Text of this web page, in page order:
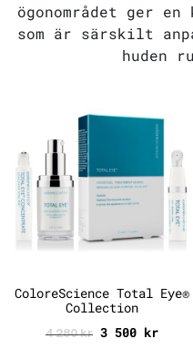
ögonområdet ger
som är särskilt
huden
ColoreScience Total Eye®
Collection
4 280kr 3 500 kr